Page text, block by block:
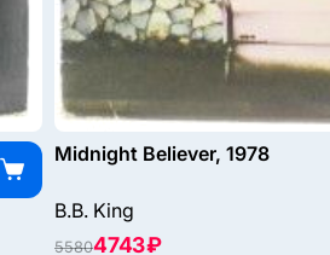
Midnight Believer, 1978
B.B. King
55804743 ₽